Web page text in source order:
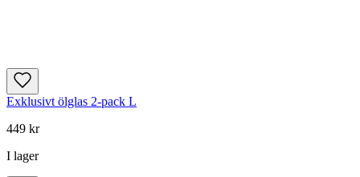
Exklusivt ölglas 2-pack L
449 kr
I lager